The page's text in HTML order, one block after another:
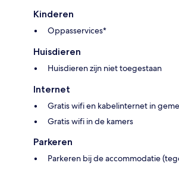
Kinderen
Oppasservices*
Huisdieren
Huisdieren zijn niet toegestaan
Internet
Gratis wifi en kabelinternet in
Gratis wifi in de kamers
Parkeren
Parkeren bij de accommodatie